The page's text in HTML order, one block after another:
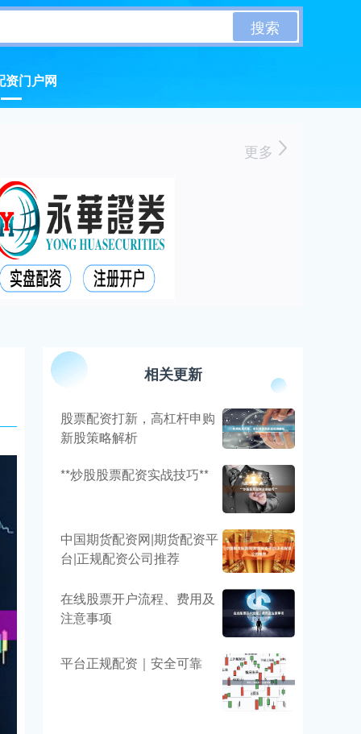
搜索
资门户网
更多
相关更新
股票配资打新，高杠杆申购
新股策略解析
**炒股股票配资实战技巧**
中国期货配资网|期货配资平
台|正规配资公司推荐
在线股票开户流程、费用及
注意事项
平台正规配资｜安全可靠